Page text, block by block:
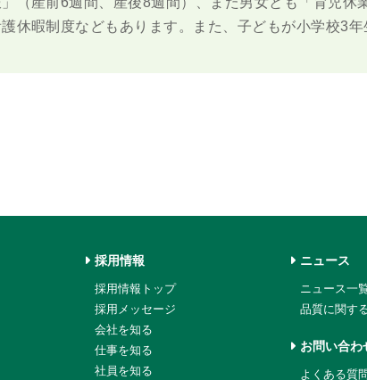
休暇制度などもあります。また、子どもが小学校3
採用情報
採用情報トップ
採用メッセージ
会社を知る
仕事を知る
社員を知る
ニュース
ニュース一
品質に関す
お問い合わ
よくある質